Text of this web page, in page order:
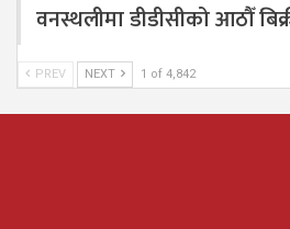
वनस्थलीमा डीडीसीको आठौँ
PREV NEXT 1 of 4,842